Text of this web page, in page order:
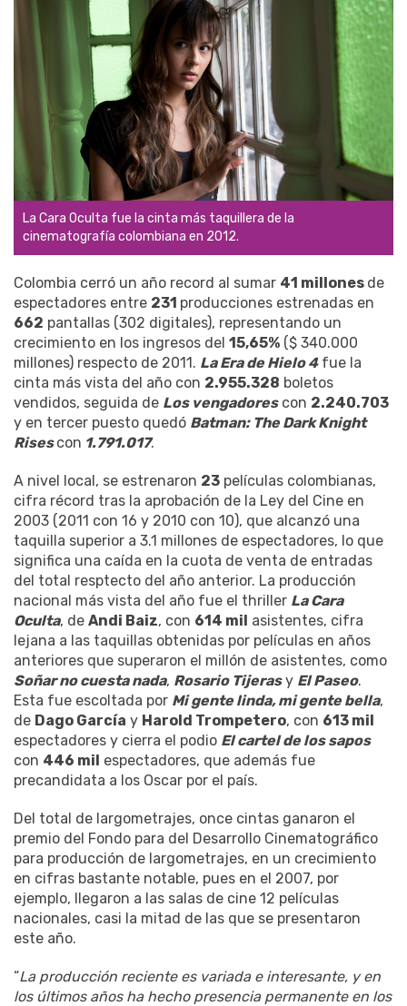
La Cara Oculta fue la cinta más taquillera de la
cinematografía colombiana en 2012.
Colombia cerró un año record al sumar 41 millones de
espectadores entre 231 producciones estrenadas en
662 pantallas (302 digitales), representando un
crecimiento en los ingresos del 15,65% ($ 340.000
millones) respecto de 2011. La Era de Hielo 4fue la
cinta más vista del año con 2.955.328 boletos
vendidos, seguida de Los vengadorescon 2.240.703
y en tercer puesto quedó Batman: The Dark Knight
Risescon 1.791.017.
A nivel local, se estrenaron 23 películas colombianas,
cifra récord tras la aprobación de la Ley del Cine en
2003 (2011 con 16 y 2010 con 10), que alcanzó una
taquilla superior a 3.1 millones de espectadores, lo que
significa una caída en la cuota de venta de entradas
del total resptecto del año anterior. La producción
nacional más vista del año fue el thriller La Cara
Oculta, de Andi Baiz, con 614 mil asistentes, cifra
lejana a las taquillas obtenidas por películas en años
anteriores que superaron el millón de asistentes, como
Soñar no cuesta nada, Rosario Tijerasy El Paseo.
Esta fue escoltada por Mi gente linda, mi gente bella,
de Dago García y Harold Trompetero, con 613 mil
espectadores y cierra el podio El cartel de los sapos
con 446 mil espectadores, que además fue
precandidata a los Oscar por el país.
Del total de largometrajes, once cintas ganaron el
premio del Fondo para del Desarrollo Cinematográfico
para producción de largometrajes, en un crecimiento
en cifras bastante notable, pues en el 2007, por
ejemplo, llegaron a las salas de cine 12 películas
nacionales, casi la mitad de las que se presentaron
este año.
“La producción reciente es variada e interesante, y en
los últimos años ha hecho presencia permanente en los